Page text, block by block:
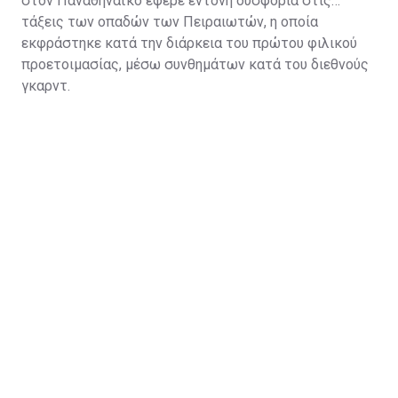
τάξεις των οπαδών των Πειραιωτών, η οποία
εκφράστηκε κατά την διάρκεια του πρώτου φιλικού
προετοιμασίας, μέσω συνθημάτων κατά του διεθνούς
γκαρντ.